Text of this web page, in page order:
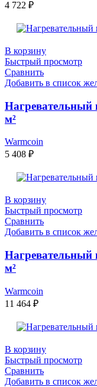
4 722 ₽
В корзину
Быстрый просмотр
Сравнить
Добавить в список
Нагревательный
м²
Warmcoin
5 408 ₽
В корзину
Быстрый просмотр
Сравнить
Добавить в список
Нагревательный
м²
Warmcoin
11 464 ₽
В корзину
Быстрый просмотр
Сравнить
Добавить в список